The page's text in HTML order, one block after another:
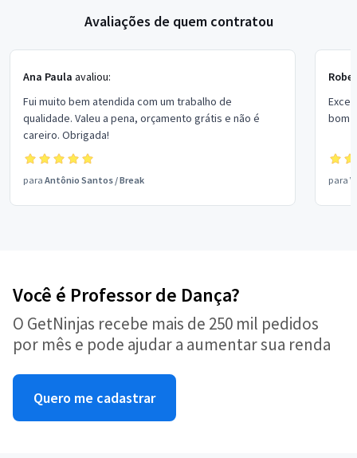
Avaliações de quem contratou
Ana Paula avaliou:
Fui muito bem atendida com um trabalho de
qualidade. Valeu a pena, orçamento grátis e não é
careiro. Obrigada!
para Antônio Santos /Break
bom
para
Você é Professor de Dança?
O GetNinjas recebe mais de 250 mil pedidos
por mês e pode ajudar a aumentar sua renda
Quero me cadastrar